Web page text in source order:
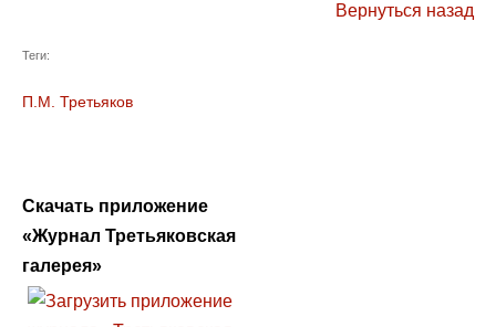
Вернуться назад
Теги:
П.М. Третьяков
Скачать приложение
«Журнал Третьяковская
галерея»